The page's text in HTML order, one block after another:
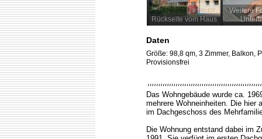
Rückseite vom Haus
Weitere
Daten
Größe: 98,8 qm, 3 Zimmer, Balkon,
Provisionsfrei
Das Wohngebäude wurde ca.
mehrere Wohneinheiten. Die hier
im Dachgeschoss des
Die Wohnung entstand dabei im